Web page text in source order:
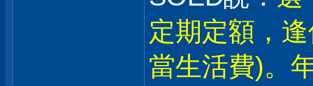
定期定額，
當生活費)。